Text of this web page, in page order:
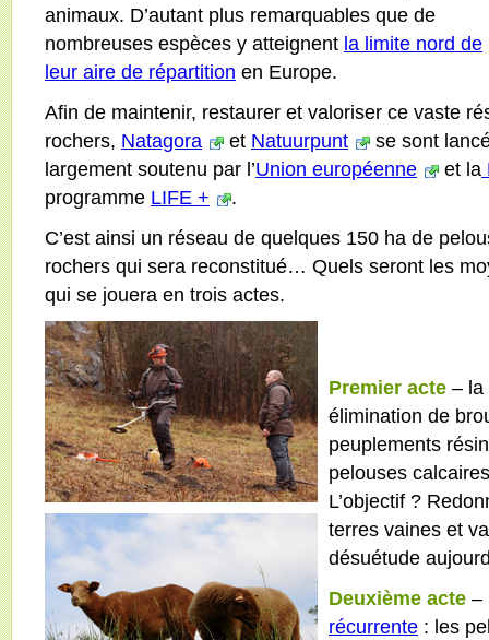
animaux. D’autant plus remarquables que de
nombreuses espèces y atteignent la limite nord de
leur aire de répartition en Europe.
Afin de maintenir, restaurer et valoriser ce vaste
rochers, Natagora et Natuurpunt
se sont
largement soutenu par l’Union européenne et la
programme LIFE +
.
C’est ainsi un réseau de quelques 150 ha de
rochers qui sera reconstitué… Quels seront les
qui se jouera en trois actes.
Premier acte –
élimination de
peuplements
pelouses
L’objectif ?
terres vaines et
désuétude
Deuxième acte –
récurrente : les